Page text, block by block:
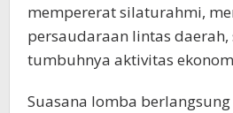
mempererat silaturahmi,
persaudaraan lintas
tumbuhnya aktivitas
Suasana lomba